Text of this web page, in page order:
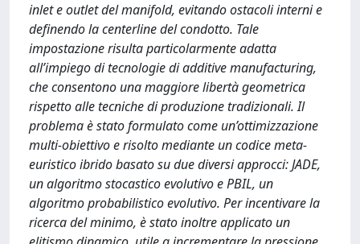
inlet e outlet del manifold, evitando ostacoli interni e
definendo la centerline del condotto. Tale
impostazione risulta particolarmente adatta
all’impiego di tecnologie di additive manufacturing,
che consentono una maggiore libertà geometrica
rispetto alle tecniche di produzione tradizionali. Il
problema è stato formulato come un’ottimizzazione
multi-obiettivo e risolto mediante un codice meta-
euristico ibrido basato su due diversi approcci: JADE,
un algoritmo stocastico evolutivo e PBIL, un
algoritmo probabilistico evolutivo. Per incentivare la
ricerca del minimo, è stato inoltre applicato un